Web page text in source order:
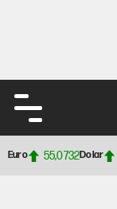
Euro 55,0732Dolar